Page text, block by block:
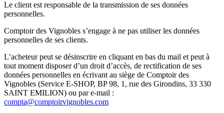
Le client est responsable de la transmission de ses données
personnelles.
Comptoir des Vignobles s’engage à ne pas utiliser les données
personnelles de ses clients.
L’acheteur peut se désinscrire en cliquant en bas du mail et peut à
tout moment disposer d’un droit d’accès, de rectification de ses
données personnelles en écrivant au siège de Comptoir des
Vignobles (Service E-SHOP, BP 98, 1, rue des Girondins, 33 330
SAINT EMILION) ou par e-mail :
compta@comptoirvignobles.com